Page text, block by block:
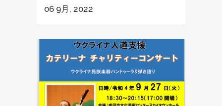
06 9月, 2022